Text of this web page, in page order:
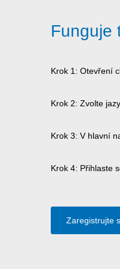
Funguje
Krok 1: Otevření
Krok 2: Zvolte
Krok 3: V hlavní
Krok 4: Přihlaste
Zaregistrujte